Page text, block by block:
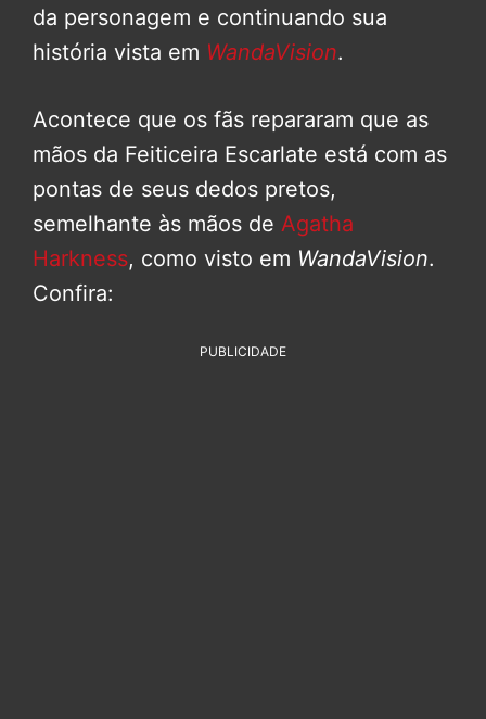
da personagem e continuando sua
história vista em WandaVision.
Acontece que os fãs repararam que as
mãos da Feiticeira Escarlate está com as
pontas de seus dedos pretos,
semelhante às mãos de Agatha
Harkness, como visto em WandaVision.
Confira:
PUBLICIDADE